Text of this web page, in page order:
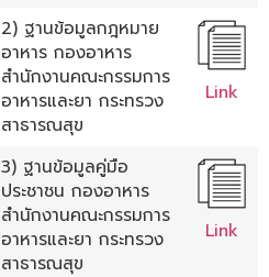
2) ฐานข้อมูลกฎหมาย
อาหาร กองอาหาร
สำนักงานคณะกรรมการ
อาหารและยา กระทรวง
สาธารณสุข
Link
3) ฐานข้อมูลคู่มือ
ประชาชน กองอาหาร
สำนักงานคณะกรรมการ
อาหารและยา กระทรวง
สาธารณสุข
Link